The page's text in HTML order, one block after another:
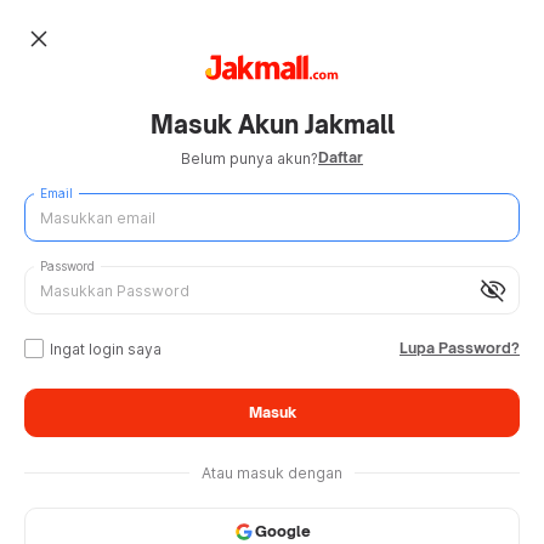
close
Masuk Akun Jakmall
Belum punya akun?Daftar
Email
visibility_off
Password
Ingat login saya Lupa Password?
Masuk
Atau masuk dengan
Google